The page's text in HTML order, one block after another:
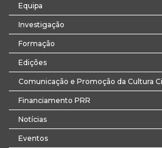
Equipa
Investigação
Formação
Edições
Comunicação e Promoção da Cultura
Financiamento PRR
Notícias
Eventos